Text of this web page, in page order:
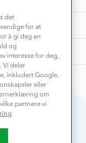
det
for at
å gi deg en
og
interesse for deg,
Vi deler
inkludert Google.
eller
om
partnere vi